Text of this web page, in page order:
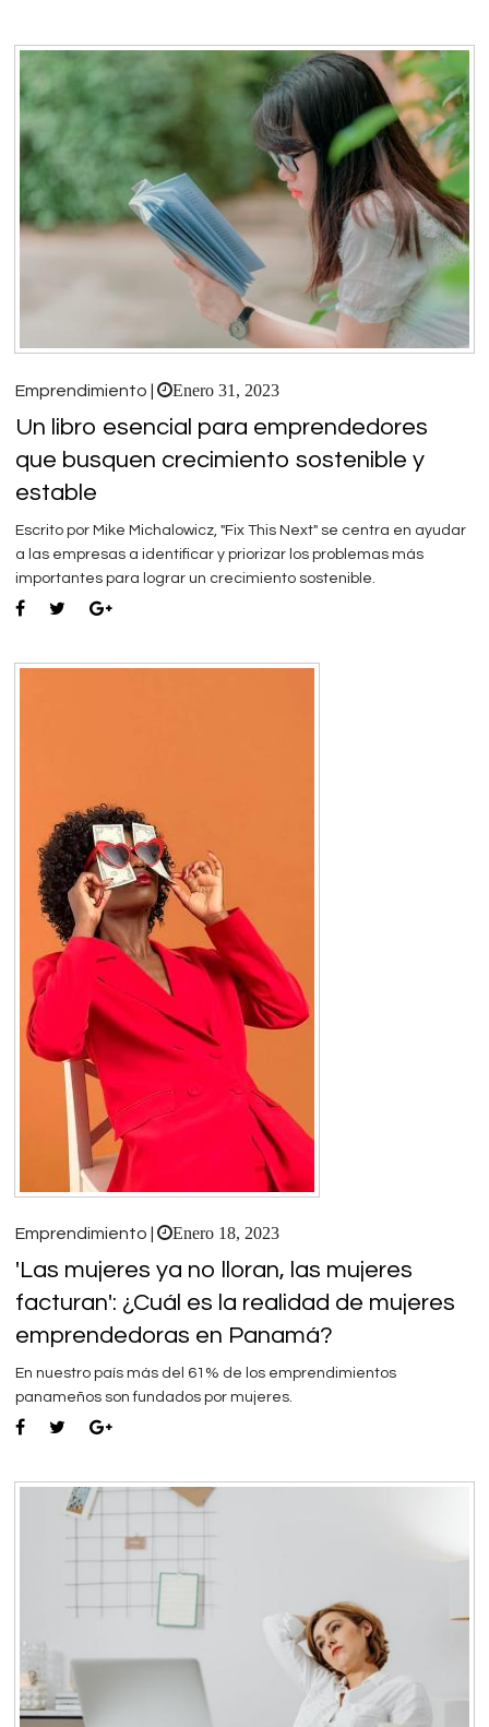
Emprendimiento | Enero 31, 2023
Un libro esencial para emprendedores
que busquen crecimiento sostenible y
estable
Escrito por Mike Michalowicz, "Fix This Next" se centra en ayudar
a las empresas a identificar y priorizar los problemas más
importantes para lograr un crecimiento sostenible.
Emprendimiento | Enero 18, 2023
'Las mujeres ya no lloran, las mujeres
facturan': ¿Cuál es la realidad de mujeres
emprendedoras en Panamá?
En nuestro país más del 61% de los emprendimientos
panameños son fundados por mujeres.